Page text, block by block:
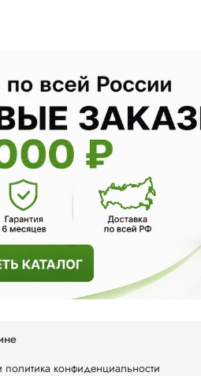
политика конфиденциальности